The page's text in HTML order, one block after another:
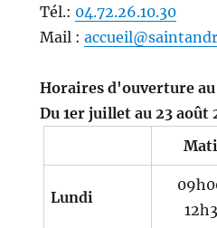
Tél.: 04.72.26.10.30
Mail :
Horaires d'ouverture
Du 1er juillet au 23 août
Lundi